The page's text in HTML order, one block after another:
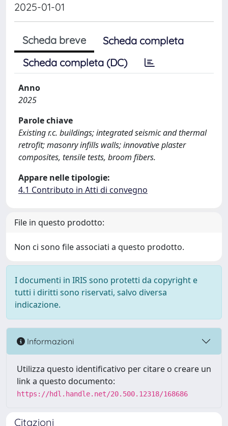
2025-01-01
Scheda breve
Scheda completa
Scheda completa (DC)
Anno
2025
Parole chiave
Existing r.c. buildings; integrated seismic and thermal
retrofit; masonry infills walls; innovative plaster
composites, tensile tests, broom fibers.
Appare nelle tipologie:
4.1 Contributo in Atti di convegno
File in questo prodotto:
Non ci sono file associati a questo prodotto.
I documenti in IRIS sono protetti da copyright e
tutti i diritti sono riservati, salvo diversa
indicazione.
Informazioni
Utilizza questo identificativo per citare o creare un
link a questo documento:
https://hdl.handle.net/20.500.12318/168686
Citazioni